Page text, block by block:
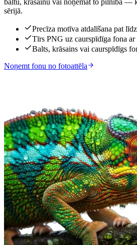
baltu, krāsainu vai noņemat to pilnībā —
sērijā.
Precīza motīva atdalīšana pat
Tīrs PNG uz caurspīdīga fona
Balts, krāsains vai caurspīdīgs
Noņemt fonu no fotoattēla